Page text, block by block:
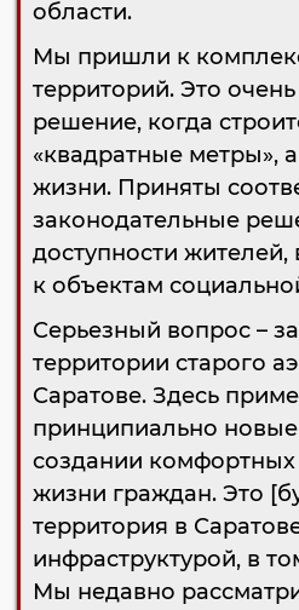
области.
Мы пришли к
территорий. Это
решение, когда
«квадратные метры»,
жизни. Приняты
законодательные
доступности жителей,
к объектам
Серьезный вопрос –
территории старого
Саратове. Здесь
принципиально
создании комфортных
жизни граждан. Это
территория в
инфраструктурой, в
Мы недавно